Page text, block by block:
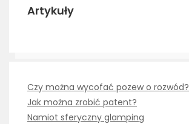
Artykuły
Czy można wycofać pozew o rozwód?
Jak można zrobić patent?
Namiot sferyczny glamping